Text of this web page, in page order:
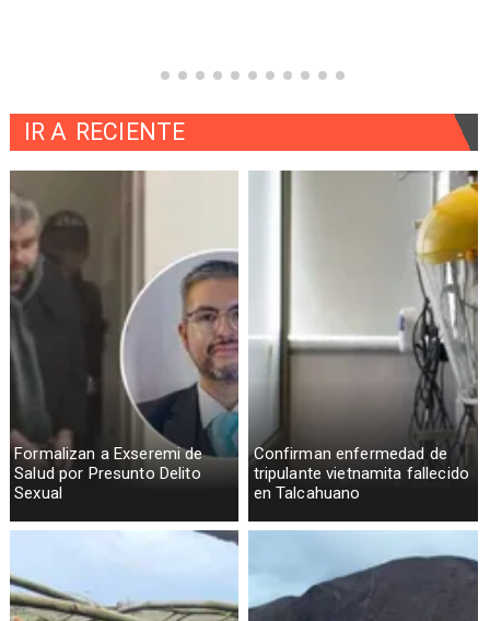
Formalizan a Exseremi de
Salud por Presunto Delito
Sexual
Confirman enfermedad de
tripulante vietnamita fallecido
en Talcahuano
IR A RECIENTE